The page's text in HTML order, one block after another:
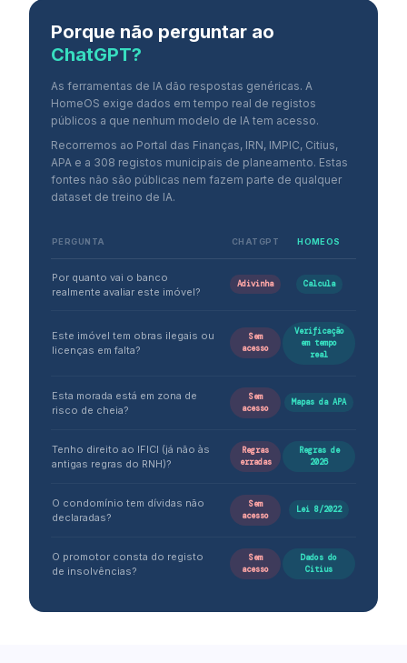
Porque não perguntar ao
ChatGPT?
As ferramentas de IA dão respostas genéricas. A
HomeOS exige dados em tempo real de registos
públicos a que nenhum modelo de IA tem acesso.
Recorremos ao Portal das Finanças, IRN, IMPIC, Citius,
APA e a 308 registos municipais de planeamento. Estas
fontes não são públicas nem fazem parte de qualquer
dataset de treino de IA.
PERGUNTA CHATGPT HOMEOS
Por quanto vai o banco
realmente avaliar este imóvel?
Adivinha Calcula
Este imóvel tem obras ilegais ou
licenças em falta?
Sem
acesso
Verificação
em tempo
real
Esta morada está em zona de
risco de cheia?
Sem
acesso
Mapas da APA
Tenho direito ao IFICI (já não às
antigas regras do RNH)?
Regras
erradas
Regras de
2026
O condomínio tem dívidas não
declaradas?
Sem
acesso
Lei 8/2022
O promotor consta do registo
de insolvências?
Sem
acesso
Dados do
Citius